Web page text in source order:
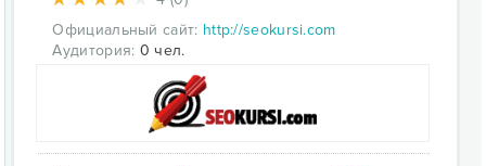
Официальный сайт: http://seokursi.com
Аудитория: 0 чел.